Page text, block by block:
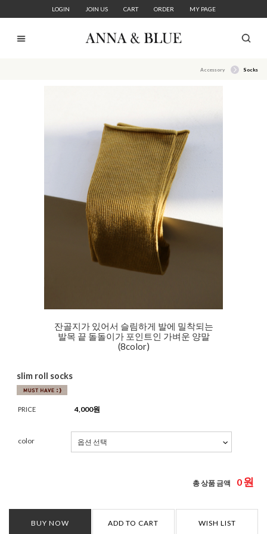
LOGIN JOIN US CART ORDER MY PAGE
Accessory Socks
잔골지가 있어서 슬림하게 발에 밀착되는
발목 끝 돌돌이가 포인트인 가벼운 양말
(8color)
slim roll socks
PRICE 4,000원
color
총 상품 금액 0원
BUY NOW ADD TO CART WISH LIST